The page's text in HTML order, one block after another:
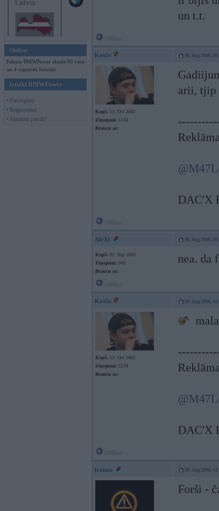
Online
Pašreiz BMWPower skatās 86 viesi
un 4 reģistrēti lietotāji.
Ienākt BMWPower
• Pieslēgties
• Reģistrēties
• Aizmirsi paroli?
un t.t.
Kasiic 30. Aug 2006,
Kopš: 13. Oct 2002
Ziņojumi: 5134
Braucu ar:
arii, tjip
DAC'X
AleXs 30. Aug 2006,
Kopš: 02. Sep 2005
Ziņojumi: 945
Braucu ar:
nea. da
Kasiic 30. Aug 2006,
Kopš: 13. Oct 2002
Ziņojumi: 5134
Braucu ar:
DAC'X
freimo 30. Aug 2006,
Forši -